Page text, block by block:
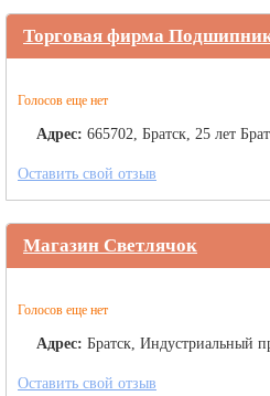
Торговая фирма
Голосов еще нет
Адрес: 665702, Братск, 25 лет
Оставить свой отзыв
Магазин Светлячок
Голосов еще нет
Адрес: Братск, Индустриальный
Оставить свой отзыв